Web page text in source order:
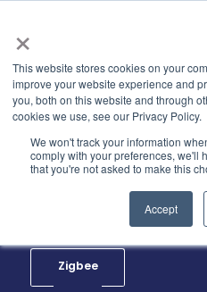
×
This website stores cookies on your
improve your website experience and
you, both on this website and through
cookies we use, see our Privacy Policy.
We won't track your information
comply with your preferences, we'll
that you're not asked to make this
Accept
Zigbee